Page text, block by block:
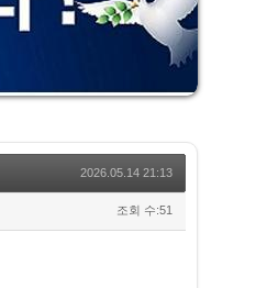
2026.05.14 21:13
조회 수:51